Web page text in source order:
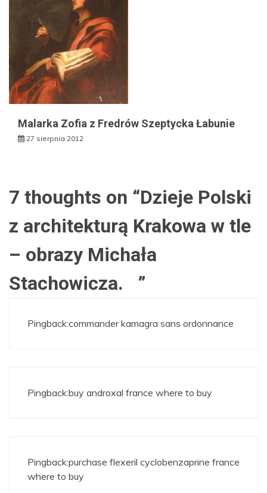
Malarka Zofia z Fredrów Szeptycka Łabunie
27 sierpnia 2012
7 thoughts on “Dzieje Polski
z architekturą Krakowa w tle
– obrazy Michała
Stachowicza. ”
Pingback:commander kamagra sans ordonnance
Pingback:buy androxal france where to buy
Pingback:purchase flexeril cyclobenzaprine france
where to buy